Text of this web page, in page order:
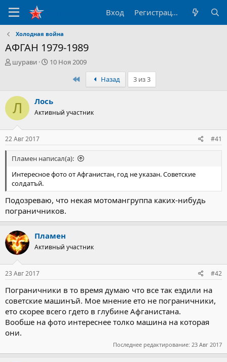
Вход Регистрация
Холодная война
АФГАН 1979-1989
А
р
е
м
ы
шурави
Д
н
а
ч
10 Ноя 2009
ПервыйНазад 3 из 3
Л Лось
Активный участник
22 Авг 2017 #41
Пламен написал(а):
Интересное фото от Афганистан, год не указан. Советские
солдатъй.
Подозреваю, что некая мотомангруппа каких-нибудь
пограничников.
Пламен
Активный участник
23 Авг 2017 #42
Пограничники в то время думаю что все так ездили на
советские машинъй. Мое мнение ето не пограничники,
ето скорее всего гдето в глубине Афганистана.
Вообше на фото интереснее толко машина на которая
они.
Последнее редактирование: 23 Авг 2017